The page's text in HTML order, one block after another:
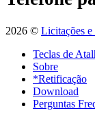
2026 © Licitações e
Teclas de
Sobre
*Retificação
Download
Perguntas